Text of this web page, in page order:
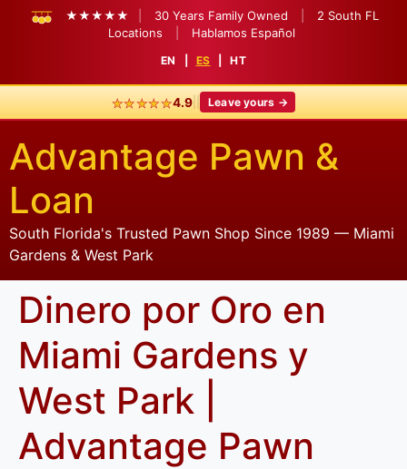
★★★★★ 30 Years Family Owned
2 South FL
Locations
Hablamos Español
EN ES HT
★★★★★4.9|| Leave yours →
Advantage Pawn &
Loan
South Florida's Trusted Pawn Shop Since 1989 — Miami
Gardens & West Park
Dinero por Oro en
Miami Gardens y
West Park |
Advantage Pawn